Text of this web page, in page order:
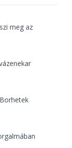
meg az